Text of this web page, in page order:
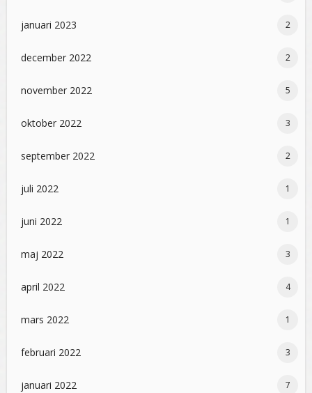
januari 2023 2
december 2022 2
november 2022 5
oktober 2022 3
september 2022 2
juli 2022 1
juni 2022 1
maj 2022 3
april 2022 4
mars 2022 1
februari 2022 3
januari 2022 7